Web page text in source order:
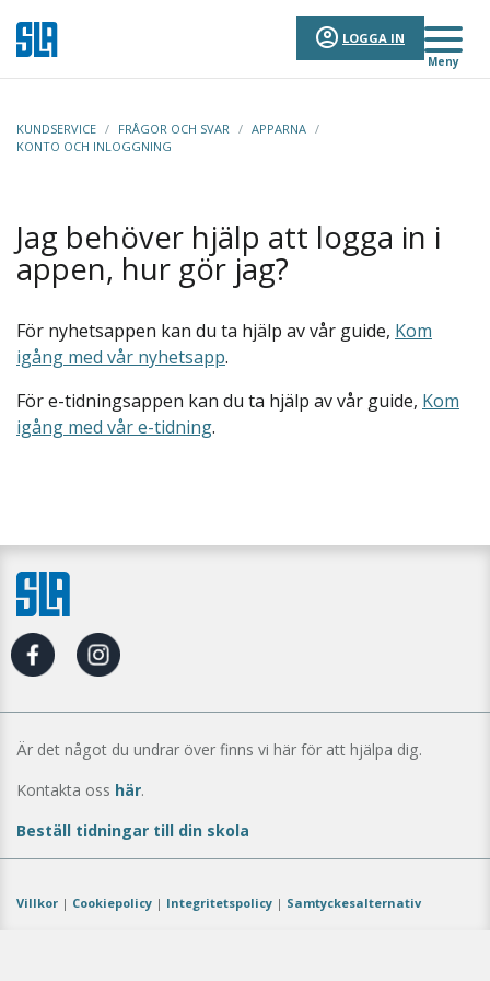
LOGGA IN
Meny
KUNDSERVICE / FRÅGOR OCH SVAR / APPARNA /
KONTO OCH INLOGGNING
Jag behöver hjälp att logga in i
appen, hur gör jag?
För nyhetsappen kan du ta hjälp av vår guide, Kom
igång med vår nyhetsapp.
För e-tidningsappen kan du ta hjälp av vår guide, Kom
igång med vår e-tidning.
Är det något du undrar över finns vi här för att hjälpa dig.
Kontakta oss här.
Beställ tidningar till din skola
Villkor | Cookiepolicy | Integritetspolicy | Samtyckesalternativ